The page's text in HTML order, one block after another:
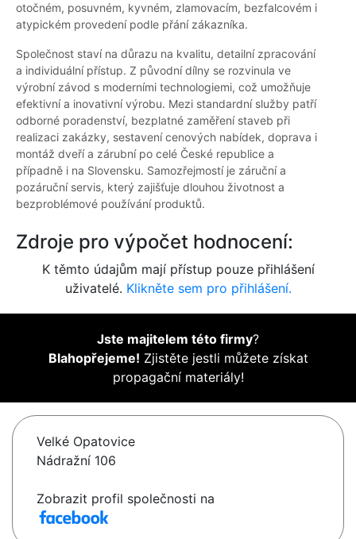
otočném, posuvném, kyvném, zlamovacím, bezfalcovém i
atypickém provedení podle přání zákazníka.
Společnost staví na důrazu na kvalitu, detailní zpracování
a individuální přístup. Z původní dílny se rozvinula ve
výrobní závod s moderními technologiemi, což umožňuje
efektivní a inovativní výrobu. Mezi standardní služby patří
odborné poradenství, bezplatné zaměření staveb při
realizaci zakázky, sestavení cenových nabídek, doprava i
montáž dveří a zárubní po celé České republice a
případně i na Slovensku. Samozřejmostí je záruční a
pozáruční servis, který zajišťuje dlouhou životnost a
bezproblémové používání produktů.
Zdroje pro výpočet hodnocení:
K těmto údajům mají přístup pouze přihlášení
uživatelé. Klikněte sem pro přihlášení.
Jste majitelem této firmy?
Blahopřejeme! Zjistěte jestli můžete získat
propagační materiály!
Velké Opatovice
Nádražní 106
Zobrazit profil společnosti na